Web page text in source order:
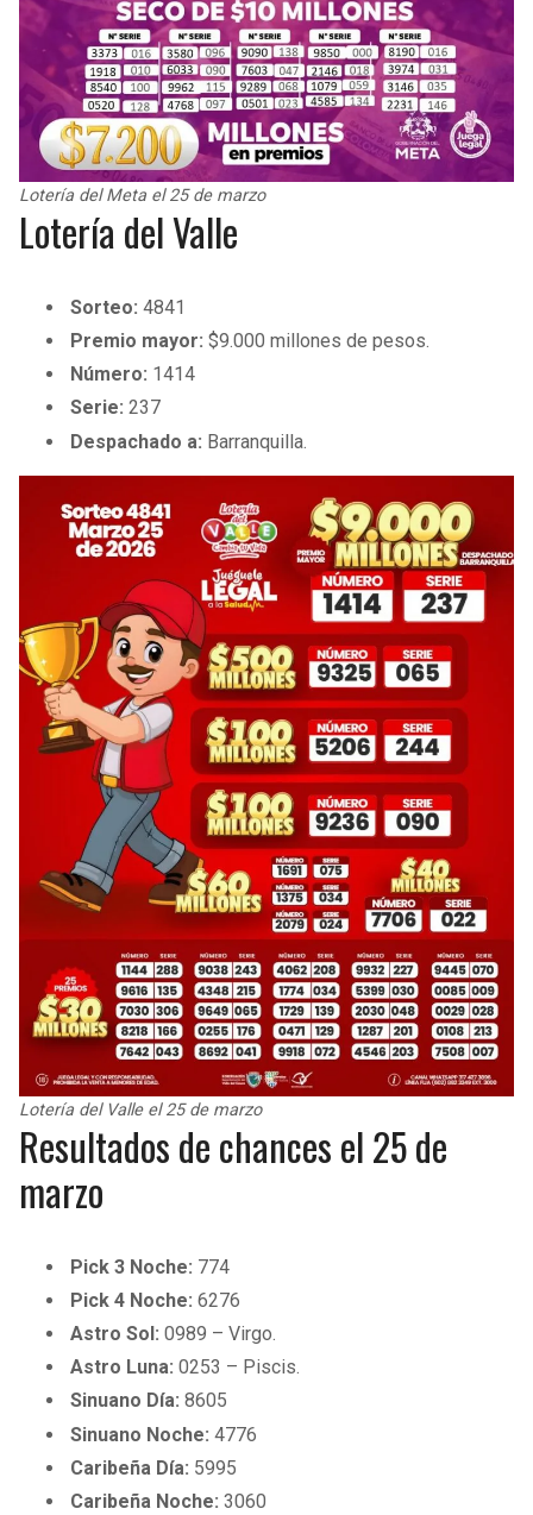
Lotería del Meta el 25 de marzo
Lotería del Valle
Sorteo:4841
Premio mayor:$9.000 millones de pesos.
Número: 1414
Serie:237
Despachado a: Barranquilla.
Lotería del Valle el 25 de marzo
Resultados de chances el 25 de
marzo
Pick 3 Noche: 774
Pick 4 Noche:6276
Astro Sol:0989 – Virgo.
Astro Luna:0253 – Piscis.
Sinuano Día:8605
Sinuano Noche:4776
Caribeña Día: 5995
Caribeña Noche:3060